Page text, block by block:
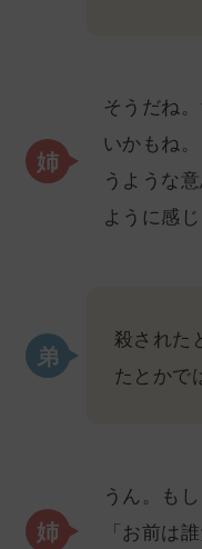
そうだね
いかもね
うような
ように感じ
殺された
たとかで
うん。も
「お前は